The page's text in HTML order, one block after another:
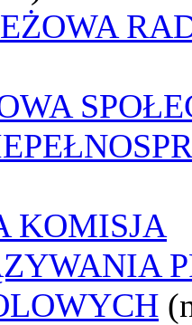
KOMISJA